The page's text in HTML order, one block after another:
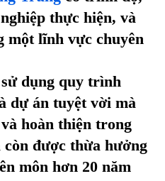
thực hiện, và
một lĩnh vực chuyên
dụng quy trình
dự án tuyệt vời mà
hoàn thiện trong
còn được thừa hưởng
môn hơn 20 năm